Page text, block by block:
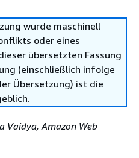
wurde maschinell
oder eines
übersetzten Fassung
(einschließlich infolge
Übersetzung) ist die
Vaidya, Amazon Web